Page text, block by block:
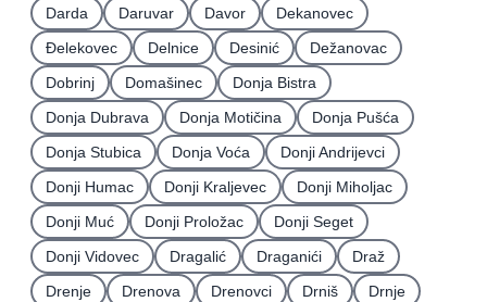
Darda
Daruvar Davor
Dekanovec
Ðelekovec
Delnice Desinić
Dežanovac
Dobrinj
Domašinec
Donja Bistra
Donja Dubrava
Donja Motičina
Donja Pušća
Donja Stubica
Donja Voća
Donji Andrijevci
Donji Humac
Donji Kraljevec
Donji Miholjac
Donji Muć
Donji Proložac
Donji Seget
Donji Vidovec
Dragalić Draganići
Draž
Drenje
Drenova Drenovci Drniš
Drnje